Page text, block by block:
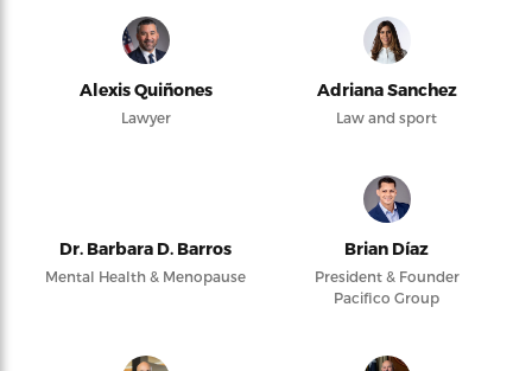
Alexis Quiñones
Lawyer
Adriana Sanchez
Law and sport
Dr. Barbara D. Barros
Mental Health & Menopause
Brian Díaz
President & Founder
Pacifico Group